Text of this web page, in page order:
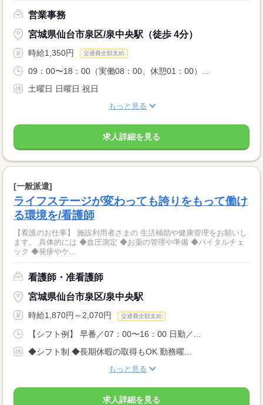
営業事務
宮城県仙台市泉区/泉中央駅（徒歩 4分）
時給1,350円 交通費全額支給
09：00〜18：00（実働08：00、休憩01：00）...
土曜日 日曜日 祝日
もっと見る
求人詳細を見る
[一般派遣]
ライフステージが変わっても誇りをもって働け
る環境を/看護師
【看護のお仕事】 施設利用者さまの 生活補助や健康管理をお願いし
ます。 具体的には ◆血圧測定 ◆お薬の管理や準備 ◆バイタルチェ
ック ◆発疹やケ...
看護師・准看護師
宮城県仙台市泉区/泉中央駅
時給1,870円～2,070円 交通費全額支給
【シフト例】 早番／07：00〜16：00 日勤／...
◆シフト制 ◆長期休暇の取得もOK 勤務曜...
もっと見る
求人詳細を見る